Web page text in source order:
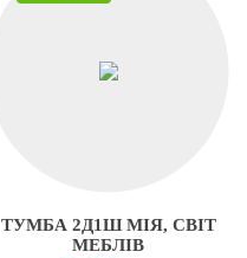
ТУМБА 2Д1Ш МІЯ, СВІТ
МЕБЛІВ